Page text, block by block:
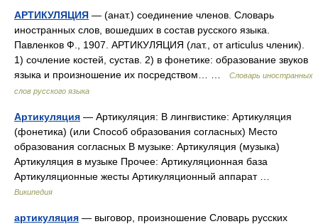
АРТИКУЛЯЦИЯ — (анат.) соединение членов. Словарь
иностранных слов, вошедших в состав русского языка.
Павленков Ф., 1907. АРТИКУЛЯЦИЯ (лат., от articulus членик).
1) сочление костей, сустав. 2) в фонетике: образование звуков
языка и произношение их посредством… …
Словарь иностранных
слов русского языка
Артикуляция — Артикуляция: В лингвистике: Артикуляция
(фонетика) (или Способ образования согласных) Место
образования согласных В музыке: Артикуляция (музыка)
Артикуляция в музыке Прочее: Артикуляционная база
Артикуляционные жесты Артикуляционный аппарат …
Википедия
артикуляция — выговор, произношение Словарь русских